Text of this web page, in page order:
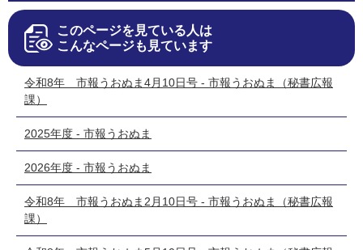
このページを見ている人は
こんなページも見ています
令和8年 市報うおぬま4月10日号 - 市報うおぬま（秘書広報
課）
2025年度 - 市報うおぬま
2026年度 - 市報うおぬま
令和8年 市報うおぬま2月10日号 - 市報うおぬま（秘書広報
課）